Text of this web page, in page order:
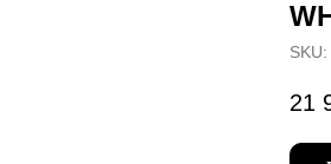
SKU:
21